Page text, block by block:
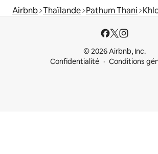
Airbnb Thaïlande Pathum Thani
© 2026 Airbnb, Inc.
Confidentialité
Conditions